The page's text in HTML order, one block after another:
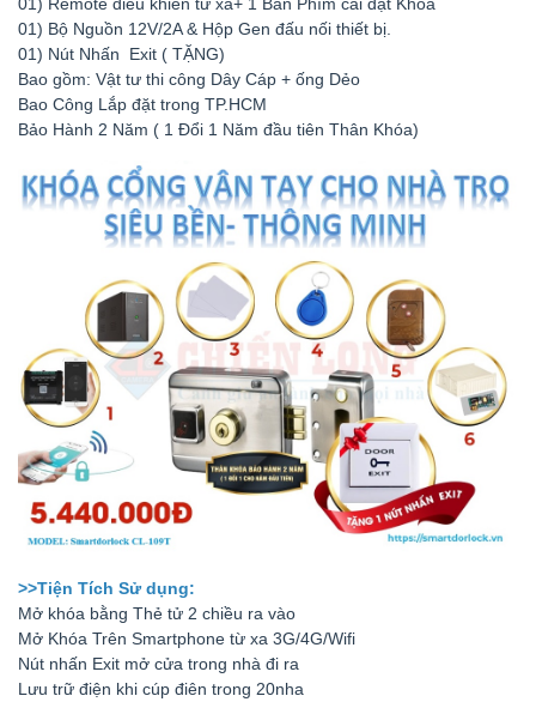
01) Bộ Nguồn 12V/2A & Hộp Gen đấu nối thiết bị.
01) Nút Nhấn Exit ( TẶNG)
Bao gồm: Vật tư thi công Dây Cáp + ống Dẻo
Bao Công Lắp đặt trong TP.HCM
Bảo Hành 2 Năm ( 1 Đổi 1 Năm đầu tiên Thân Khóa)
>>Tiện Tích Sử dụng:
Mở khóa bằng Thẻ tử 2 chiều ra vào
Mở Khóa Trên Smartphone từ xa 3G/4G/Wifi
Nút nhấn Exit mở cửa trong nhà đi ra
Lưu trữ điện khi cúp điên trong 20nha